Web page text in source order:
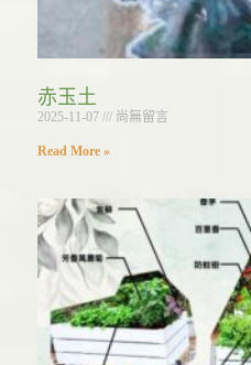
赤玉土
2025-11-07 尚無留言
Read More »